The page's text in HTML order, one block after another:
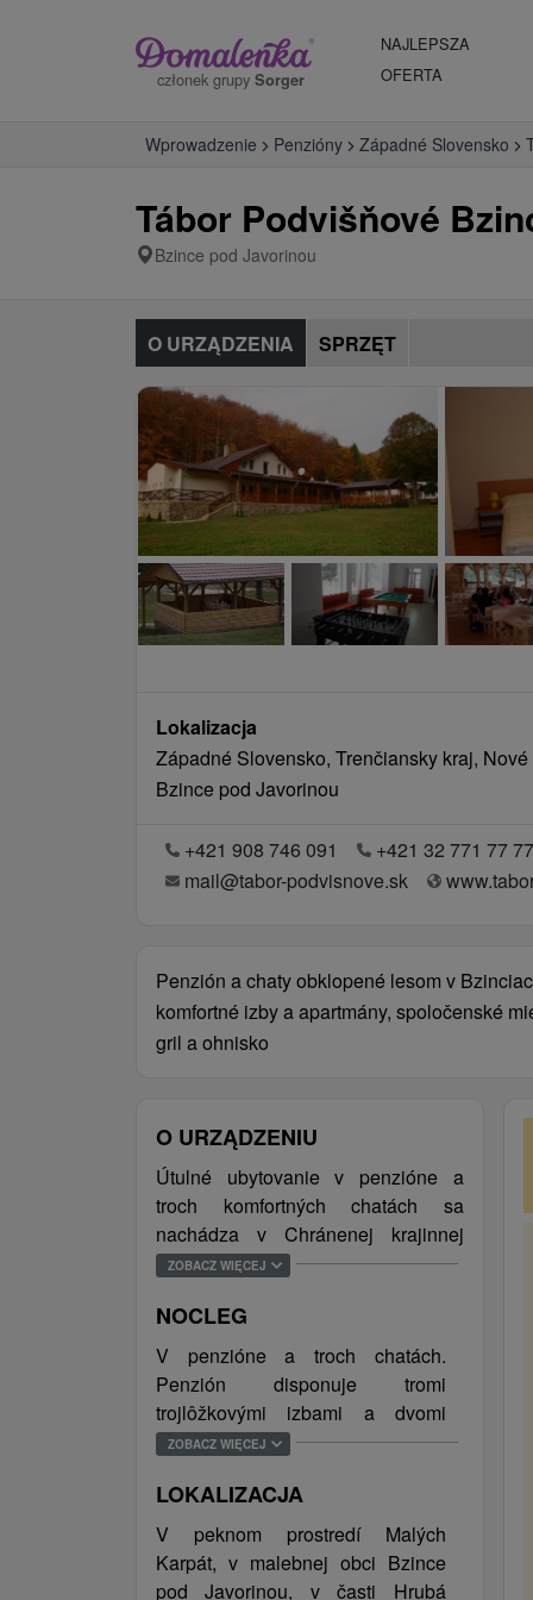
członek grupy Sorger
NAJLEPSZA
OFERTA
Wprowadzenie Penzióny Západné Slovensko
Tábor Podvišňové
Bzince pod Javorinou
O URZĄDZENIA SPRZĘT
Lokalizacja
Západné Slovensko, Trenčiansky kraj,
Bzince pod Javorinou
+421 908 746 091
+421 32 771 77 77
mail@tabor-podvisnove.sk
Penzión a chaty obklopené lesom v
komfortné izby a apartmány, spoločenské
gril a ohnisko
O URZĄDZENIU
Útulné ubytovanie v penzióne a
troch komfortných chatách sa
nachádza v Chránenej krajinnej
oblasti Biele Karpaty, v obci Bzince
tromi izbami a dvoma apartmánmi.
Obidve chaty pozostávajú z
pohodlných izieb a spoločenskej
miestnosti s TV a kuchynským
kútom. K dispozícií je tiež
reštaurácia, kongresová hala,
športová hala, ihrisko na plážový
Nechýba ani vonkajšie posedenie s
barom, prístrešok s grilom, otvorené
ZOBACZ WIĘCEJ
NOCLEG
V penzióne a troch chatách.
Penzión disponuje tromi
trojlôžkovými izbami a dvomi
apartmánmi (dvojlôžkový a
sociálnymi zariadeniami. Chaty
pozostávajú zo spoločenskej
miestnosti (TV, telefón) s
kuchynským kútom, sociálneho
ZOBACZ WIĘCEJ
LOKALIZACJA
V peknom prostredí Malých
Karpát, v malebnej obci Bzince
pod Javorinou, v časti Hrubá